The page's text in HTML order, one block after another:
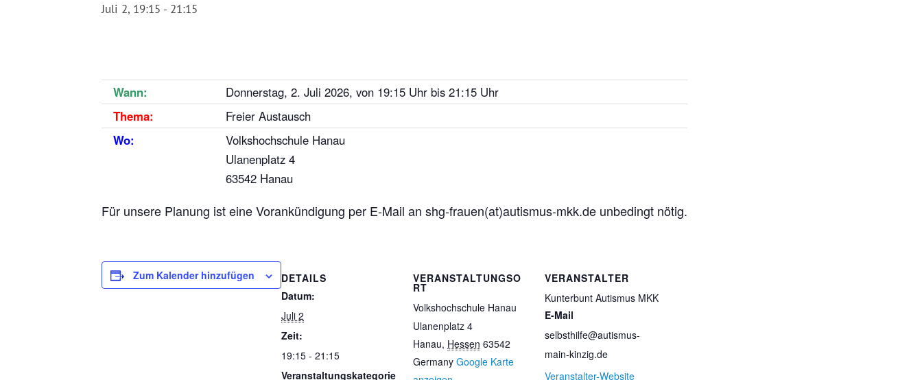
Juli 2, 19:15 - 21:15
Wann:
Donnerstag, 2. Juli 2026, von 19:15 Uhr bis 21:15 Uhr
Thema:
Freier Austausch
Wo:
Volkshochschule Hanau
Ulanenplatz 4
63542 Hanau
Für unsere Planung ist eine Vorankündigung per E-Mail an shg-frauen(at)autismus-mkk.de unbedingt nötig.
Zum Kalender hinzufügen
DETAILS
Datum:
Juli 2
Zeit:
19:15 - 21:15
Veranstaltungskategorie
VERANSTALTUNGSO
RT
Volkshochschule Hanau
Ulanenplatz 4
Hanau, Hessen 63542
Germany Google Karte
VERANSTALTER
Kunterbunt Autismus MKK
E-Mail
selbsthilfe@autismus-
main-kinzig.de
Veranstalter-Website